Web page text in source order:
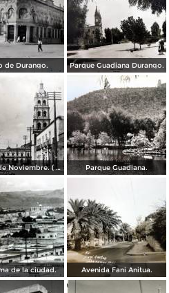
de Durango. Parque Guadiana Durango.
Calle 20 de Noviembre. ( Circulada el 17 de Abril de 1937 ). Parque Guadiana.
de la ciudad. Avenida Fani Anitua.